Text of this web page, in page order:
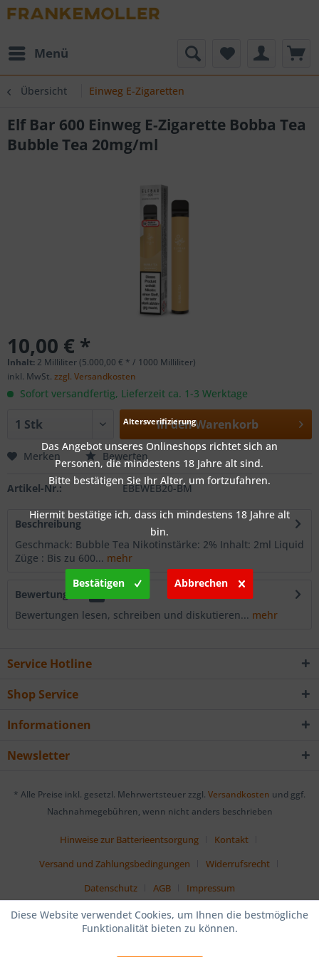
Menü
Übersicht Einweg E-Zigaretten
Elf Bar 600 Einweg E-Zigarette Bobba Tea
Bubble Tea 20mg/ml
10,00 € *
Inhalt: 2 Milliliter (5.000,00 € * / 1000 Milliliter)
inkl. MwSt. zzgl. Versandkosten
Sofort versandfertig, Lieferzeit ca. 1-3 Werktage
In denWarenkorb
Merken Bewerten
Artikel-Nr.: EBEWEB20-BM
Beschreibung
Geschmack: Bubble Tea Nikotinstärke: 2% Inhalt: 2ml Liquid
Züge : Bis zu 600... mehr
Bewertungen
Bewertungen lesen, schreiben und diskutieren... mehr
Service Hotline
Shop Service
Informationen
Newsletter
* Alle Preise inkl. gesetzl. Mehrwertsteuer zzgl. Versandkosten und ggf.
Nachnahmegebühren, wenn nicht anders beschrieben
Hinweise zur Batterieentsorgung
Kontakt
Versand und Zahlungsbedingungen
Widerrufsrecht
Datenschutz
AGB Impressum
Diese Website verwendet Cookies, um Ihnen die bestmögliche
Funktionalität bieten zu können.
Altersverifizierung
Das Angebot unseres Onlineshops richtet sich an
Personen, die mindestens 18 Jahre alt sind.
Bitte bestätigen Sie Ihr Alter, um fortzufahren.
Hiermit bestätige ich, dass ich mindestens 18 Jahre alt
bin.
Bestätigen Abbrechen